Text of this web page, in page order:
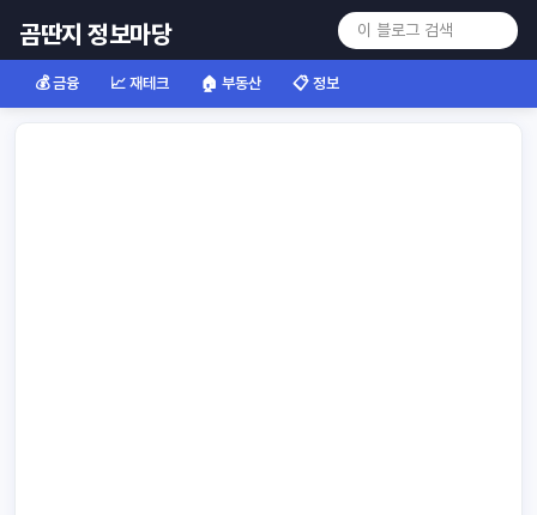
곰딴지 정보마당
💰 금융 📈 재테크 🏠 부동산 📋 정보